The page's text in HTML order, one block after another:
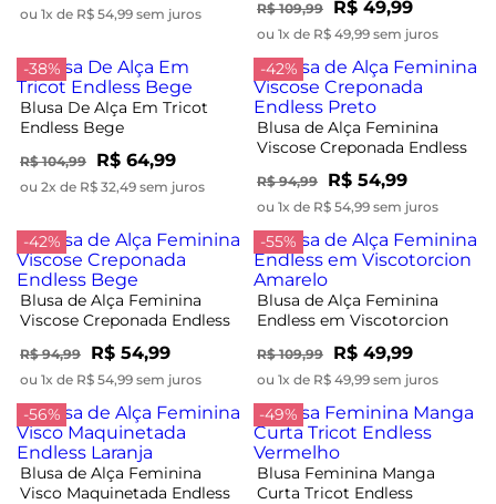
ou 1x de R$ 54,99 sem juros R$ 109,99 R$ 49,99
ou 1x de R$ 49,99 sem juros
-38%
Blusa De Alça Em Tricot
Endless Bege
R$ 104,99 R$ 64,99
ou 2x de R$ 32,49 sem juros
-42%
Blusa de Alça Feminina
Viscose Creponada Endless
R$ 94,99 R$ 54,99
ou 1x de R$ 54,99 sem juros
-42%
Blusa de Alça Feminina
Viscose Creponada Endless
R$ 94,99 R$ 54,99
ou 1x de R$ 54,99 sem juros
-55%
Blusa de Alça Feminina
Endless em Viscotorcion
R$ 109,99 R$ 49,99
ou 1x de R$ 49,99 sem juros
-56%
Blusa de Alça Feminina
Visco Maquinetada Endless
-49%
Blusa Feminina Manga
Curta Tricot Endless